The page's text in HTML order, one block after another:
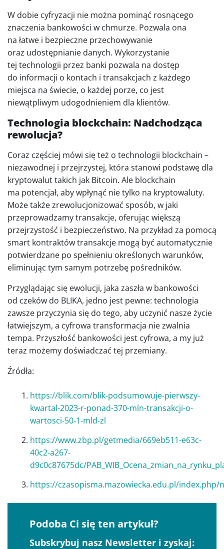
W dobie cyfryzacji nie można pominąć rosnącego
znaczenia bankowości w chmurze. Pozwala ona
na łatwe i bezpieczne przechowywanie
oraz udostępnianie danych. Wykorzystanie
tej technologii przez banki pozwala na dostęp
do informacji o kontach i transakcjach z każdego
miejsca na świecie, o każdej porze, co jest
niewątpliwym udogodnieniem dla klientów.
Technologia blockchain: Nadchodząca
rewolucja?
Coraz częściej mówi się też o technologii blockchain –
niezawodnej i przejrzystej, która stanowi podstawę dla
kryptowalut takich jak Bitcoin. Ale blockchain
ma potencjał, aby wpłynąć nie tylko na kryptowaluty.
Może także zrewolucjonizować sposób, w jaki
przeprowadzamy transakcje, oferując większą
przejrzystość i bezpieczeństwo. Na przykład za pomocą
smart kontraktów transakcje mogą być automatycznie
potwierdzane po spełnieniu określonych warunków,
eliminując tym samym potrzebę pośredników.
Przyglądając się ewolucji, jaka zaszła w bankowości
od czeków do BLIKA, jedno jest pewne: technologia
zawsze przyczynia się do tego, aby uczynić nasze życie
łatwiejszym, a cyfrowa transformacja nie zwalnia
tempa. Przyszłość bankowości jest cyfrowa, a my już
teraz możemy doświadczać tej przemiany.
Źródła:
https://blik.com/blik-podsumowuje-pierwszy-
kwartal-2023-r-ponad-370-mln-transakcji-o-
wartosci-50-1-mld-zl
https://www.zbp.pl/getmedia/669eb511-e63c-
40c2-a267-
d9c0c87675dc/
https://czasopisma.mazowiecka.edu.pl/index.php/
Podoba Ci się ten artykuł?
Subskrybuj nasz Newsletter i zyskaj: